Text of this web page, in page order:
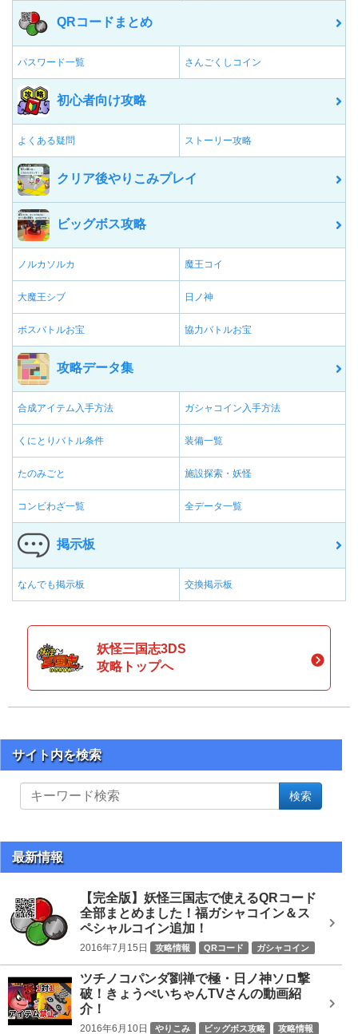
QRコードまとめ
パスワード一覧 さんごくしコイン
初心者向け攻略
よくある疑問 ストーリー攻略
クリア後やりこみプレイ
ビッグボス攻略
ノルカソルカ 魔王コイ
大魔王シブ 日ノ神
ボスバトルお宝 協力バトルお宝
攻略データ集
合成アイテム入手方法 ガシャコイン入手方法
くにとりバトル条件 装備一覧
たのみごと 施設探索・妖怪
コンビわざ一覧 全データ一覧
掲示板
なんでも掲示板 交換掲示板
妖怪三国志3DS
攻略トップへ
サイト内を検索
イ
を
検
検索
最新情報
【完全版】妖怪三国志で使えるQRコード
全部まとめました！福ガシャコイン＆ス
ペシャルコイン追加！
2016年7月15日 攻略情報 QRコード ガシャコイン
ツチノコパンダ劉禅で極・日ノ神ソロ撃
破！きょうぺいちゃんTVさんの動画紹
介！
2016年6月10日 やりこみ ビッグボス攻略 攻略情報